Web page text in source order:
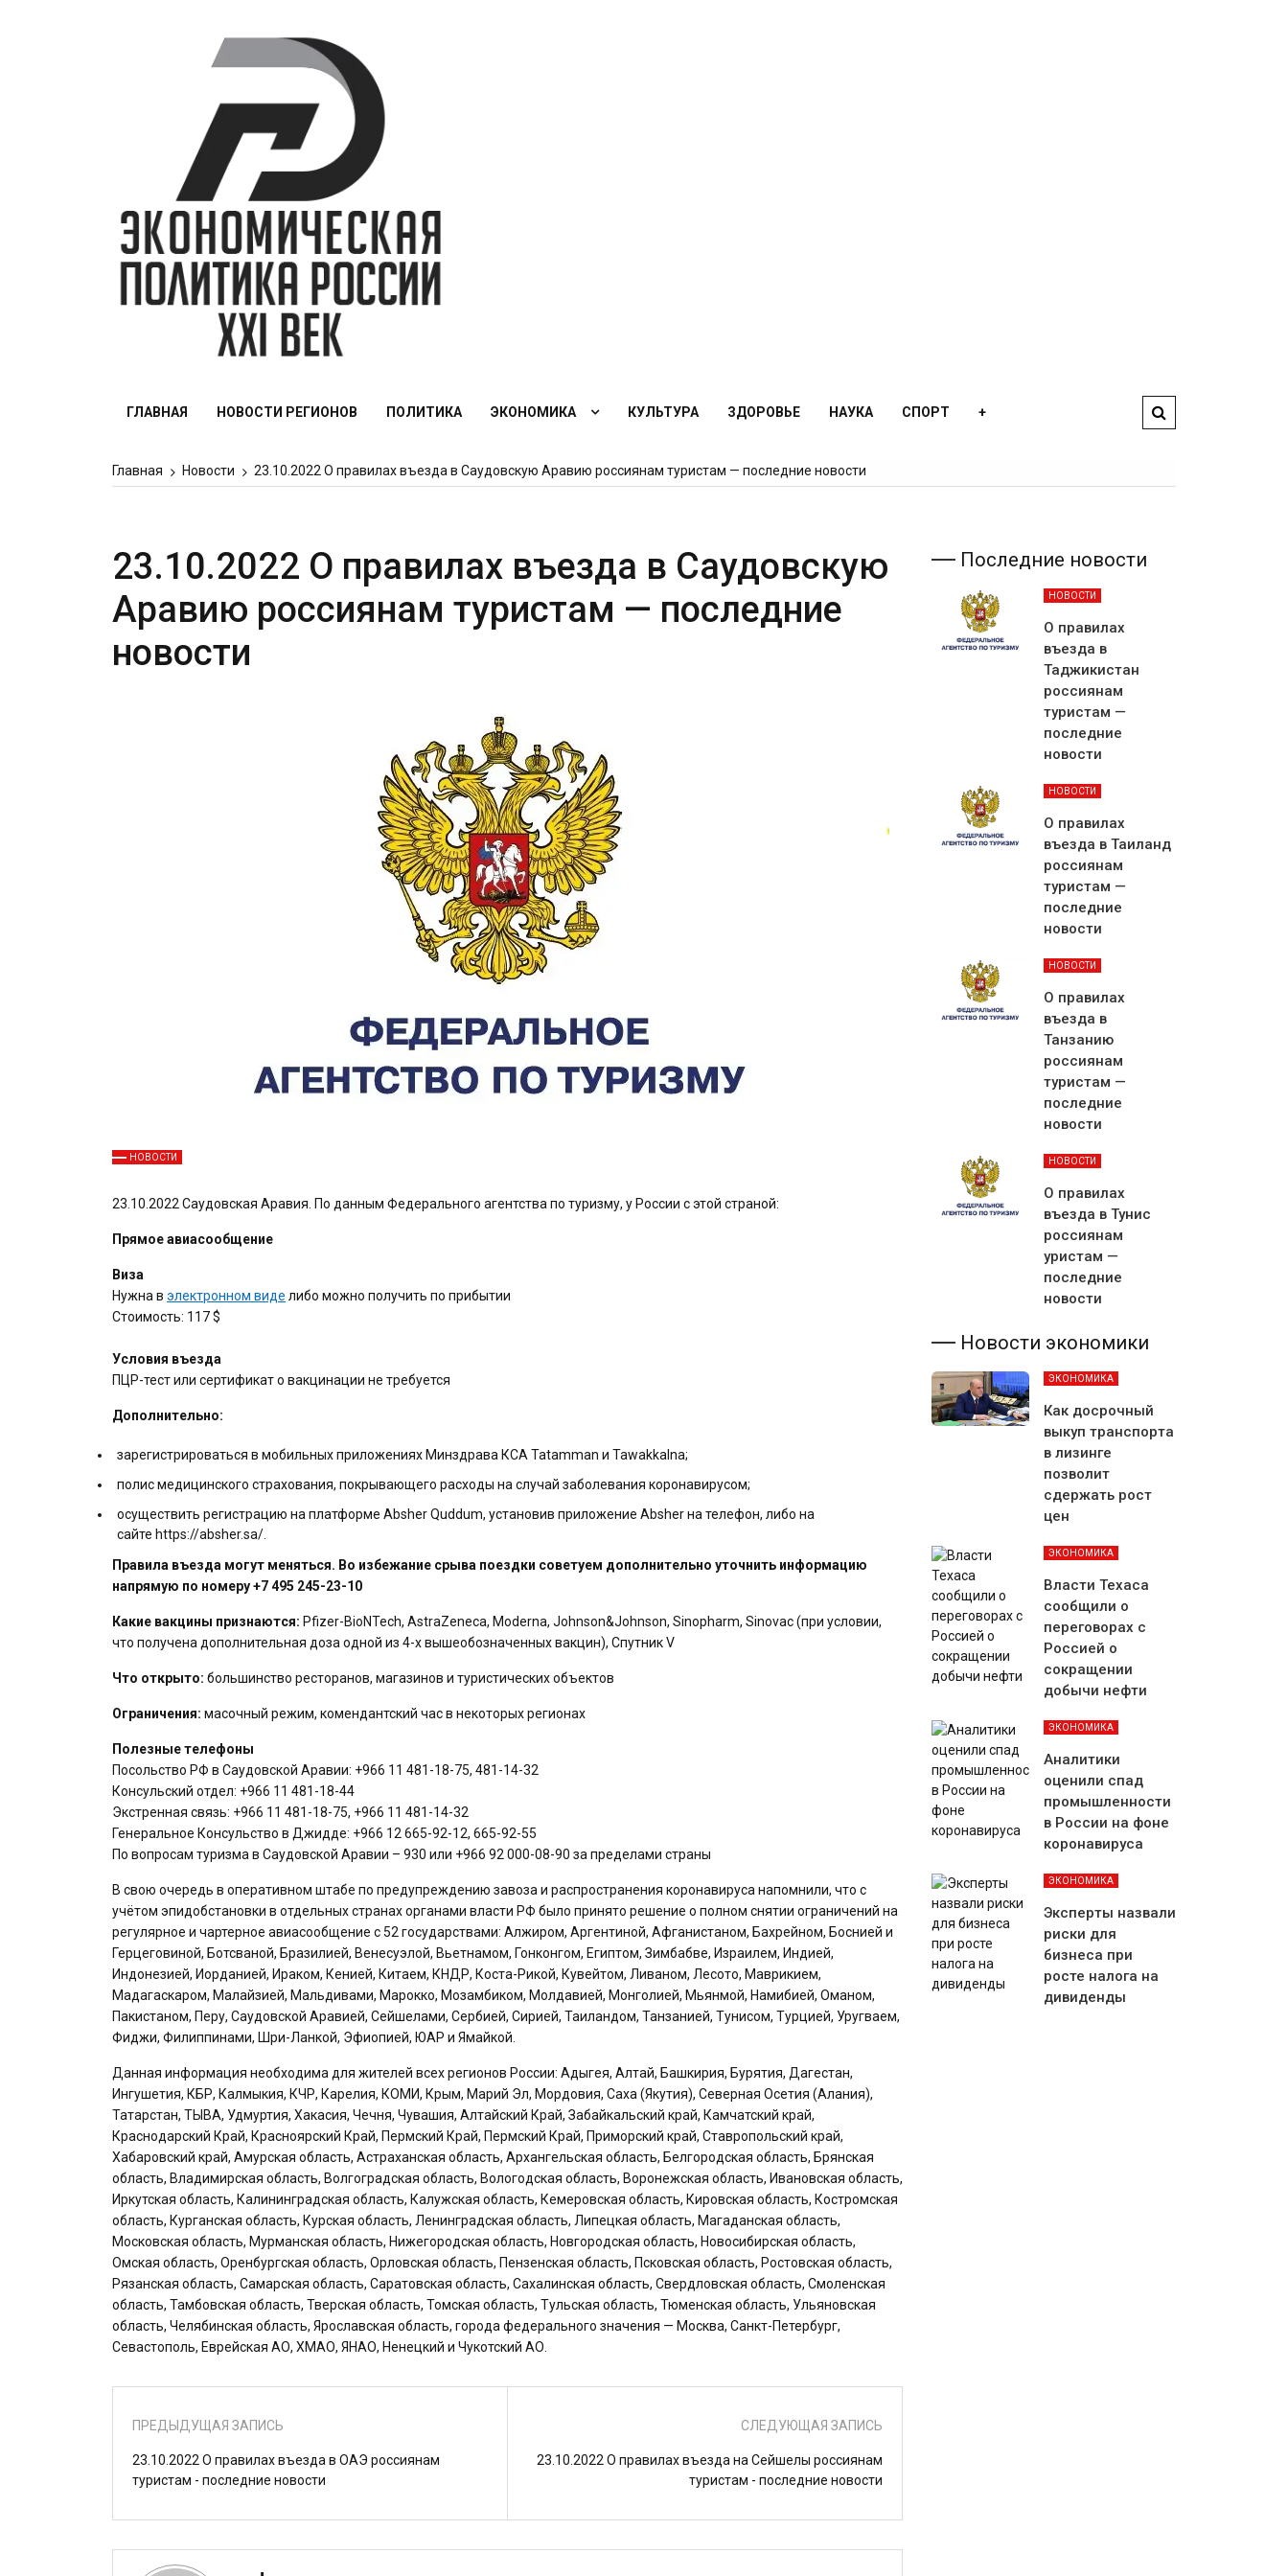
ГЛАВНАЯ НОВОСТИ РЕГИОНОВ ПОЛИТИКА ЭКОНОМИКА КУЛЬТУРА ЗДОРОВЬЕ НАУКА СПОРТ +
Главная Новости 23.10.2022 О правилах въезда в Саудовскую Аравию россиянам туристам — последние новости
23.10.2022 О правилах въезда в Саудовскую
Аравию россиянам туристам — последние
новости
НОВОСТИ
23.10.2022 Саудовская Аравия. По данным Федерального агентства по туризму, у России с этой страной:
Прямое авиасообщение
Виза
Нужна в электронном виде либо можно получить по прибытии
Стоимость: 117 $
Условия въезда
ПЦР-тест или сертификат о вакцинации не требуется
Дополнительно:
зарегистрироваться в мобильных приложениях Минздрава КСА Tatamman и Tawakkalna;
полис медицинского страхования, покрывающего расходы на случай заболевания коронавирусом;
осуществить регистрацию на платформе Absher Quddum, установив приложение Absher на телефон, либо на
сайте https://absher.sa/
Правила въезда могут меняться. Во избежание срыва поездки советуем дополнительно уточнить информацию
напрямую по номеру +7 495 245-23-10
Какие вакцины признаются: Pfizer-BioNTech, AstraZeneca, Moderna, Johnson&Johnson, Sinopharm, Sinovac (при условии,
что получена дополнительная доза одной из 4-х вышеобозначенных вакцин), Спутник V
Что открыто: большинство ресторанов, магазинов и туристических объектов
Ограничения: масочный режим, комендантский час в некоторых регионах
Полезные телефоны
Посольство РФ в Саудовской Аравии: +966 11 481-18-75, 481-14-32
Консульский отдел: +966 11 481-18-44
Экстренная связь: +966 11 481-18-75, +966 11 481-14-32
Генеральное Консульство в Джидде: +966 12 665-92-12, 665-92-55
По вопросам туризма в Саудовской Аравии – 930 или +966 92 000-08-90 за пределами страны
В свою очередь в оперативном штабе по предупреждению завоза и распространения коронавируса напомнили, что с
учётом эпидобстановки в отдельных странах органами власти РФ было принято решение о полном снятии ограничений на
регулярное и чартерное авиасообщение с 52 государствами: Алжиром, Аргентиной, Афганистаном, Бахрейном, Боснией и
Герцеговиной, Ботсваной, Бразилией, Венесуэлой, Вьетнамом, Гонконгом, Египтом, Зимбабве, Израилем, Индией,
Индонезией, Иорданией, Ираком, Кенией, Китаем, КНДР, Коста-Рикой, Кувейтом, Ливаном, Лесото, Маврикием,
Мадагаскаром, Малайзией, Мальдивами, Марокко, Мозамбиком, Молдавией, Монголией, Мьянмой, Намибией, Оманом,
Пакистаном, Перу, Саудовской Аравией, Сейшелами, Сербией, Сирией, Таиландом, Танзанией, Тунисом, Турцией, Уругваем,
Фиджи, Филиппинами, Шри-Ланкой, Эфиопией, ЮАР и Ямайкой.
Данная информация необходима для жителей всех регионов России: Адыгея, Алтай, Башкирия, Бурятия, Дагестан,
Ингушетия, КБР, Калмыкия, КЧР, Карелия, КОМИ, Крым, Марий Эл, Мордовия, Саха (Якутия), Северная Осетия (Алания),
Татарстан, ТЫВА, Удмуртия, Хакасия, Чечня, Чувашия, Алтайский Край, Забайкальский край, Камчатский край,
Краснодарский Край, Красноярский Край, Пермский Край, Пермский Край, Приморский край, Ставропольский край,
Хабаровский край, Амурская область, Астраханская область, Архангельская область, Белгородская область, Брянская
область, Владимирская область, Волгоградская область, Вологодская область, Воронежская область, Ивановская область,
Иркутская область, Калининградская область, Калужская область, Кемеровская область, Кировская область, Костромская
область, Курганская область, Курская область, Ленинградская область, Липецкая область, Магаданская область,
Московская область, Мурманская область, Нижегородская область, Новгородская область, Новосибирская область,
Омская область, Оренбургская область, Орловская область, Пензенская область, Псковская область, Ростовская область,
Рязанская область, Самарская область, Саратовская область, Сахалинская область, Свердловская область, Смоленская
область, Тамбовская область, Тверская область, Томская область, Тульская область, Тюменская область, Ульяновская
область, Челябинская область, Ярославская область, города федерального значения — Москва, Санкт-Петербург,
Севастополь, Еврейская АО, ХМАО, ЯНАО, Ненецкий и Чукотский АО.
ПРЕДЫДУЩАЯ ЗАПИСЬ
23.10.2022 О правилах въезда в ОАЭ россиянам
туристам - последние новости
СЛЕДУЮЩАЯ ЗАПИСЬ
23.10.2022 О правилах въезда на Сейшелы россиянам
туристам - последние новости
Последние новости
НОВОСТИ
О правилах
въезда в
Таджикистан
россиянам
туристам —
последние
новости
НОВОСТИ
О правилах
въезда в Таиланд
россиянам
туристам —
последние
новости
НОВОСТИ
О правилах
въезда в
Танзанию
россиянам
туристам —
последние
новости
НОВОСТИ
О правилах
въезда в Тунис
россиянам
уристам —
последние
новости
Новости экономики
ЭКОНОМИКА
Как досрочный
выкуп транспорта
в лизинге
позволит
сдержать рост
цен
ЭКОНОМИКА
Власти Техаса
сообщили о
переговорах с
Россией о
сокращении
добычи нефти
ЭКОНОМИКА
Аналитики
оценили спад
промышленности
в России на фоне
коронавируса
ЭКОНОМИКА
Эксперты назвали
риски для
бизнеса при
росте налога на
дивиденды